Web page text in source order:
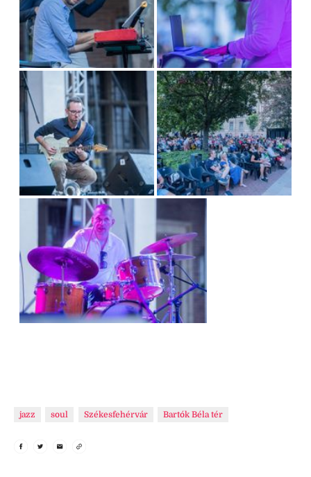
jazz soul Székesfehérvár Bartók Béla tér